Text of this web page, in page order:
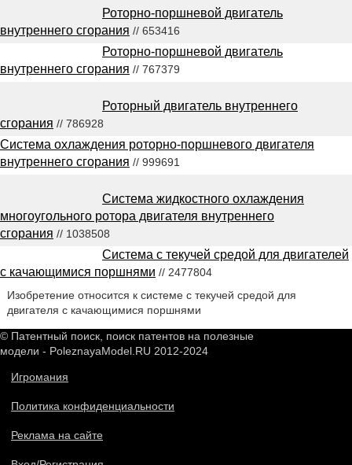
Роторно-поршневой двигатель
внутреннего сгорания // 653416
Роторно-поршневой двигатель
внутреннего сгорания // 767379
Роторный двигатель внутреннего
сгорания // 786928
Система охлаждения роторно-поршневого двигателя
внутреннего сгорания // 999691
Система жидкостного охлаждения
многоугольного ротора двигателя внутреннего
сгорания // 1038508
Система с текучей средой для двигателей
с качающимися поршнями // 2477804
Изобретение относится к системе с текучей средой для
двигателя с качающимися поршнями
© Патентный поиск, поиск патентов на полезные
модели - PoleznayaModel.RU 2012-2024
Игромания
Политика конфиденциальности
Реклама на сайте